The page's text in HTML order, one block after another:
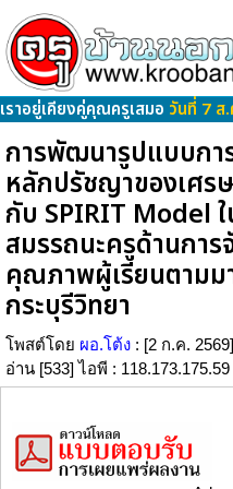
เราอยู่เคียงคู่คุณครูเสมอ วันที่ 7 ส
การพัฒนารูปแบบกา
หลักปรัชญาของเศร
กับ SPIRIT Model ใ
สมรรถนะครูด้านกา
คุณภาพผู้เรียนตามม
กระบุรีวิทยา
โพสต์โดย ผอ.โต้ง : [2 ก.ค. 2569]
อ่าน [533] ไอพี : 118.173.175.59